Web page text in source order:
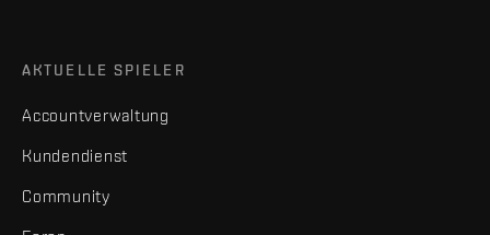
AKTUELLE SPIELER
Accountverwaltung
Kundendienst
Community